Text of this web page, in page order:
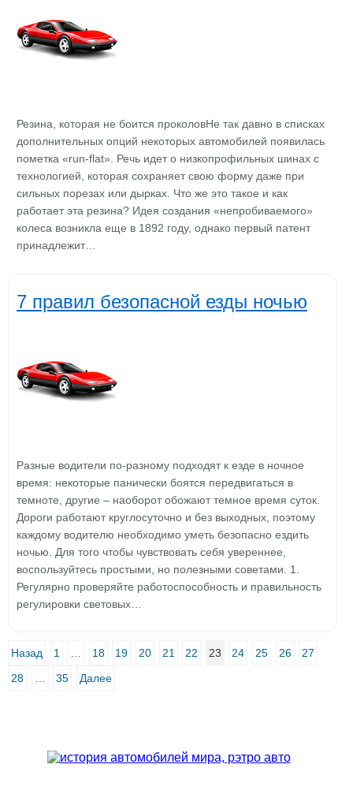
Резина, которая не боится проколовНе так давно в списках
дополнительных опций некоторых автомобилей появилась
пометка «run-flat». Речь идет о низкопрофильных шинах с
технологией, которая сохраняет свою форму даже при
сильных порезах или дырках. Что же это такое и как
работает эта резина? Идея создания «непробиваемого»
колеса возникла еще в 1892 году, однако первый патент
принадлежит…
7 правил безопасной езды ночью
Разные водители по-разному подходят к езде в ночное
время: некоторые панически боятся передвигаться в
темноте, другие – наоборот обожают темное время суток.
Дороги работают круглосуточно и без выходных, поэтому
каждому водителю необходимо уметь безопасно ездить
ночью. Для того чтобы чувствовать себя увереннее,
воспользуйтесь простыми, но полезными советами. 1.
Регулярно проверяйте работоспособность и правильность
регулировки световых…
Назад 1 18 19 20 21 22 23 24 25 26
27
28
35 Далее